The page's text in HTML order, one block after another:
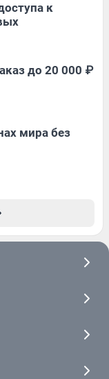
к
до 20 000 ₽
мира без